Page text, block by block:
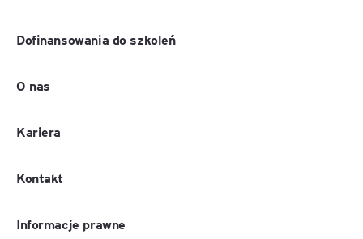
Dofinansowania do szkoleń
O nas
Kariera
Kontakt
Informacje prawne